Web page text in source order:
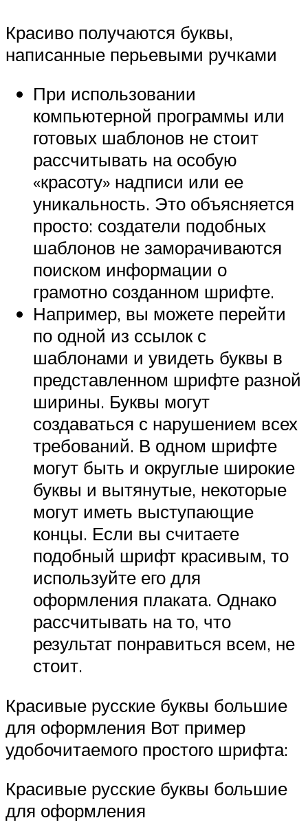
Красиво получаются буквы,
написанные перьевыми ручками
При использовании
компьютерной программы или
готовых шаблонов не стоит
рассчитывать на особую
«красоту» надписи или ее
уникальность. Это объясняется
просто: создатели подобных
шаблонов не заморачиваются
поиском информации о
грамотно созданном шрифте.
Например, вы можете перейти
по одной из ссылок с
шаблонами и увидеть буквы в
представленном шрифте разной
ширины. Буквы могут
создаваться с нарушением всех
требований. В одном шрифте
могут быть и округлые широкие
буквы и вытянутые, некоторые
могут иметь выступающие
концы. Если вы считаете
подобный шрифт красивым, то
используйте его для
оформления плаката. Однако
рассчитывать на то, что
результат понравиться всем, не
стоит.
Красивые русские буквы большие
для оформления Вот пример
удобочитаемого простого шрифта:
Красивые русские буквы большие
для оформления